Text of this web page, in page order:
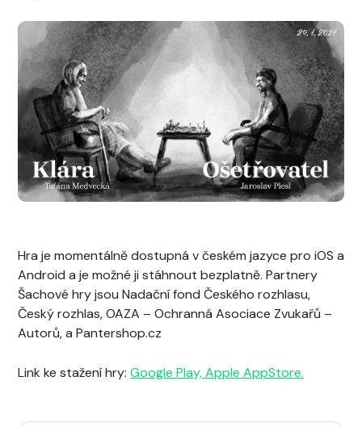
Hra je momentálně dostupná v českém jazyce pro iOS a
Android a je možné ji stáhnout bezplatně. Partnery
Šachové hry jsou Nadační fond Českého rozhlasu,
Český rozhlas, OAZA – Ochranná Asociace Zvukařů –
Autorů, a Pantershop.cz
Link ke stažení hry: Google Play,Apple AppStore.